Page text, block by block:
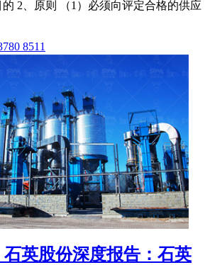
2、原则 （1）必须向评定合格的供应
8511
英股份深度报告：石英